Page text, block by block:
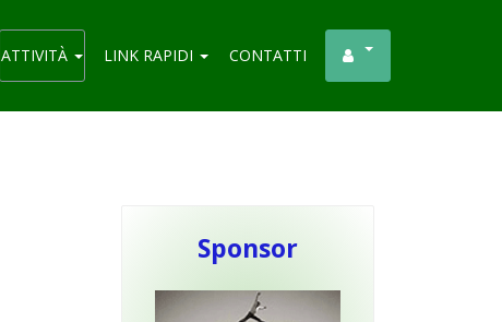
ATTIVITÀ LINK RAPIDI CONTATTI
Sponsor